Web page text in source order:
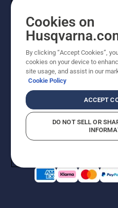
© Husqvarna AB (publ).
Hinnat ovat
hintamuutoksiin, kirjoitus- ja
pyritään pitämään
suositushintoja (sis. alv),
suoraan
EvästekäytäntöKäyttöehdot
Epäillyistä
Cookies on
By clicking “Accept Cookies”,
cookies on your device to
site usage, and assist in our
Cookie Policy
ACCEPT
DO NOT SELL OR